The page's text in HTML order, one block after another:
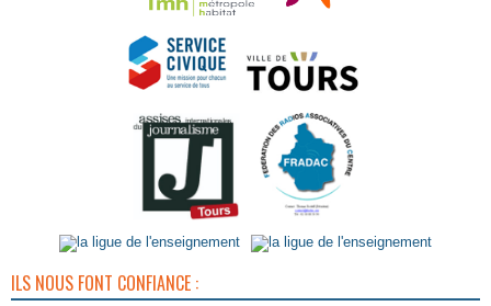
ILS NOUS FONT CONFIANCE :